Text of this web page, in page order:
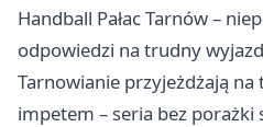
Handball Pałac Tarnów –
odpowiedzi na trudny wyjazd
Tarnowianie przyjeżdżają
impetem – seria bez porażki